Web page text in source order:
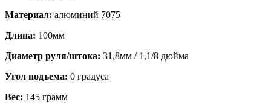
Материал: алюминий 7075
Длина: 100мм
Диаметр руля/штока: 31,8мм / 1,1/8 дюйма
Угол подъема: 0 градуса
Вес: 145 грамм